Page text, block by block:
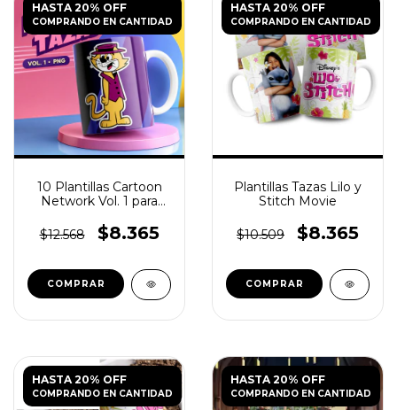
HASTA 20% OFF
COMPRANDO EN CANTIDAD
10 Plantillas Cartoon
Network Vol. 1 para
$12.568
$8.365
HASTA 20% OFF
COMPRANDO EN CANTIDAD
Plantillas Tazas Lilo y
Stitch Movie
$10.509 $8.365
HASTA 20% OFF
COMPRANDO EN CANTIDAD
HASTA 20% OFF
COMPRANDO EN CANTIDAD